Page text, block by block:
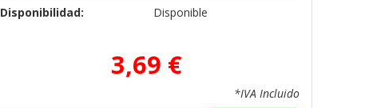
Disponibilidad:
Disponible
3,69 €
*IVA Incluido